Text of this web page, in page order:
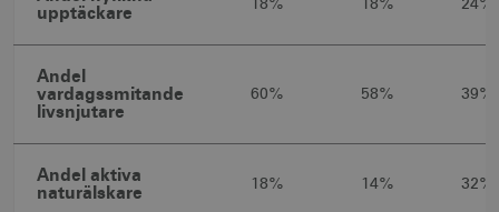
upptäckare
18% 18% 24%
Andel
vardagssmitande
livsnjutare
60% 58% 39%
Andel aktiva
naturälskare
18% 14% 32%
deprecation
månader
CookieScriptConsent
CookieScript
1 månad